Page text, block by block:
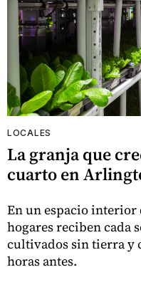
LOCALES
La granja que
cuarto en
En un espacio interior
hogares reciben cada
cultivados sin tierra y
horas antes.